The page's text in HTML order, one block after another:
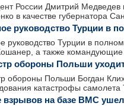
России Дмитрий
в качестве губернатора
руководство Турции в
руководство Турции в
а также
обороны Польши уходит
обороны Польши Богдан Клих
катастрофы
взрывов на базе ВМС